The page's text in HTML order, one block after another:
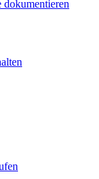
dokumentieren